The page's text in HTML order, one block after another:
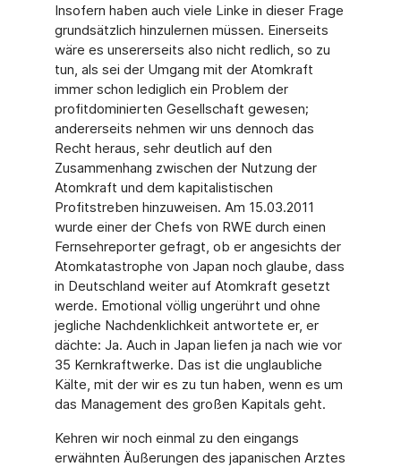
Insofern haben auch viele Linke in dieser Frage
grundsätzlich hinzulernen müssen. Einerseits
wäre es unsererseits also nicht redlich, so zu
tun, als sei der Umgang mit der Atomkraft
immer schon lediglich ein Problem der
profitdominierten Gesellschaft gewesen;
andererseits nehmen wir uns dennoch das
Recht heraus, sehr deutlich auf den
Zusammenhang zwischen der Nutzung der
Atomkraft und dem kapitalistischen
Profitstreben hinzuweisen. Am 15.03.2011
wurde einer der Chefs von RWE durch einen
Fernsehreporter gefragt, ob er angesichts der
Atomkatastrophe von Japan noch glaube, dass
in Deutschland weiter auf Atomkraft gesetzt
werde. Emotional völlig ungerührt und ohne
jegliche Nachdenklichkeit antwortete er, er
dächte: Ja. Auch in Japan liefen ja nach wie vor
35 Kernkraftwerke. Das ist die unglaubliche
Kälte, mit der wir es zu tun haben, wenn es um
das Management des großen Kapitals geht.
Kehren wir noch einmal zu den eingangs
erwähnten Äußerungen des japanischen Arztes